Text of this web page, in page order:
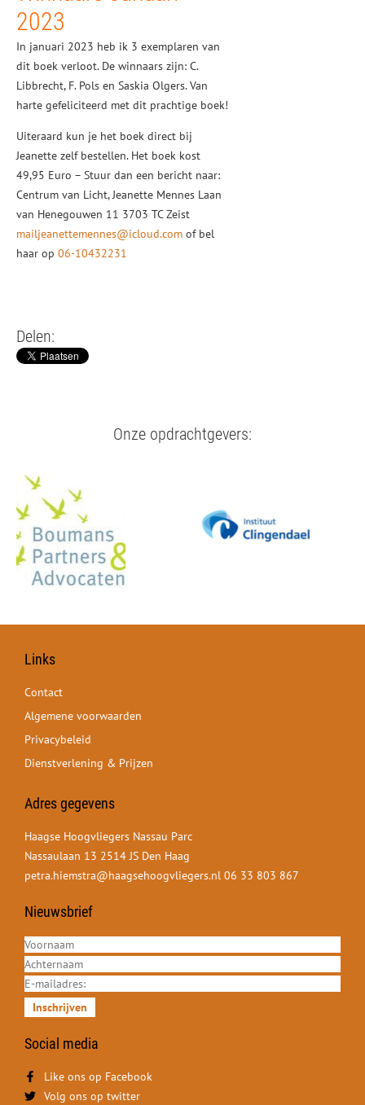
2023
In januari 2023 heb ik 3 exemplaren van
dit boek verloot. De winnaars zijn: C.
Libbrecht, F. Pols en Saskia Olgers. Van
harte gefeliciteerd met dit prachtige boek!
Uiteraard kun je het boek direct bij
Jeanette zelf bestellen. Het boek kost
49,95 Euro – Stuur dan een bericht naar:
Centrum van Licht, Jeanette Mennes Laan
van Henegouwen 11 3703 TC Zeist
mailjeanettemennes@icloud.com of bel
haar op 06-10432231
Delen:
Onze opdrachtgevers:
Links
Contact
Algemene voorwaarden
Privacybeleid
Dienstverlening & Prijzen
Adres gegevens
Haagse Hoogvliegers Nassau Parc
Nassaulaan 13 2514 JS Den Haag
petra.hiemstra@haagsehoogvliegers.nl 06 33 803 867
Nieuwsbrief
Inschrijven
Social media
Like ons op Facebook
Volg ons op twitter